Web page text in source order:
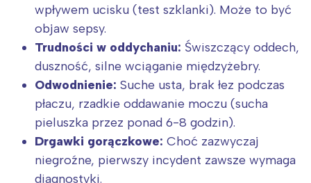
wpływem ucisku (test szklanki). Może to być
objaw sepsy.
Trudności w oddychaniu: Świszczący oddech,
duszność, silne wciąganie międzyżebry.
Odwodnienie: Suche usta, brak łez podczas
płaczu, rzadkie oddawanie moczu (sucha
pieluszka przez ponad 6-8 godzin).
Drgawki gorączkowe: Choć zazwyczaj
niegroźne, pierwszy incydent zawsze wymaga
diagnostyki.